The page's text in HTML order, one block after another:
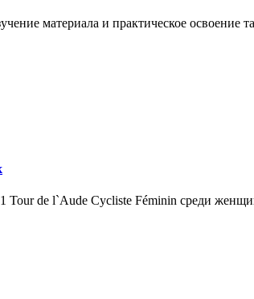
материала и практическое освоение
Tour de l`Aude Cycliste Féminin среди